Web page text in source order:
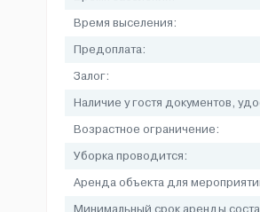
Время выселения:
Предоплата:
Залог:
Наличие у гостя документов,
Возрастное ограничение:
Уборка проводится:
Аренда объекта для